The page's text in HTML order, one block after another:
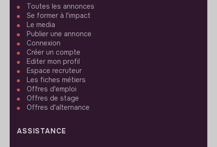
Toutes les annonces
Se former à l'impact
Le media
Publier une annonce
Connexion
Créer un compte
Editer mon profil
Espace recruteur
Les fiches métiers
Offres d'emploi
Offres de stage
Offres d'alternance
ASSISTANCE